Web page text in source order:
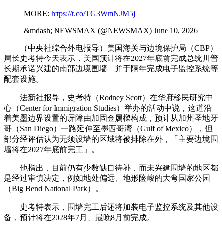
MORE: https://t.co/TG3WmNJM5j
&mdash; NEWSMAX (@NEWSMAX) June 10, 2026
（中央社综合外电报导）美国海关与边境保护局（CBP）
局长史考特今天表示，美国预计将在2027年底前完成总统川普
长期承诺兴建的南部边境围墙，并于隔年完成电子监控系统等
配套设施。
法新社报导，史考特（Rodney Scott）在华府移民研究中
心（Center for Immigration Studies）举办的活动中说，这道沿
着美墨边界设置的屏障由加固金属樑构成，预计从加州圣地牙
哥（San Diego）一路延伸至墨西哥湾（Gulf of Mexico），但
部分经评估认为无须设墙的区域将被排除在外，「主要边境围
墙将在2027年底前完工」。
他指出，目前仍有少数缺口待补，而未兴建围墙的地区都
是经过审慎决定，例如地处偏远、地形险峻的大弯国家公园
（Big Bend National Park）。
史考特表示，围墙完工后还将加装电子监控系统及其他设
备，预计将在2028年7月、最晚8月前完成。